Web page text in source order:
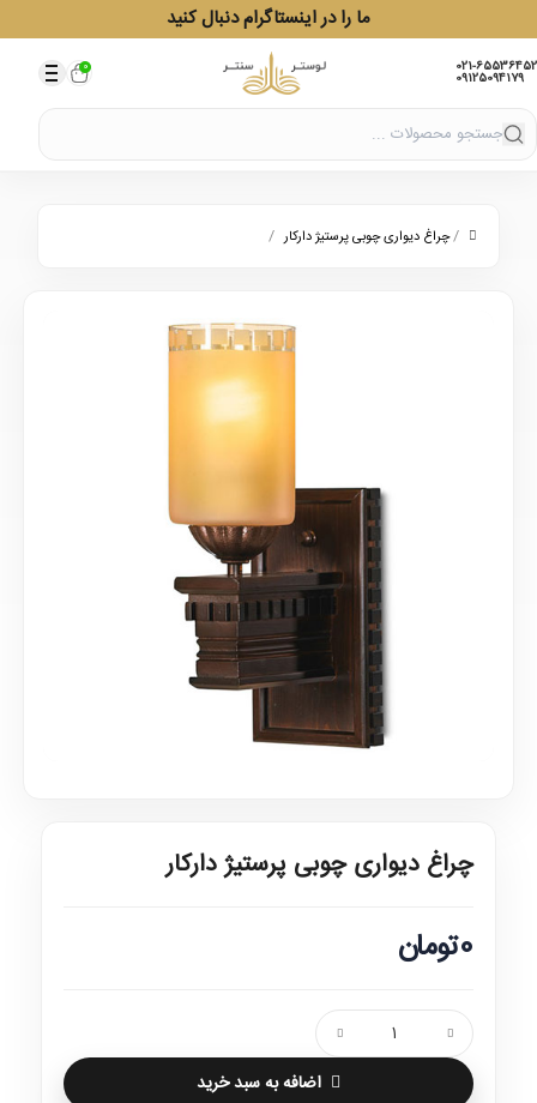
ما را در اینستاگرام دنبال کنید
021-65536452
09125094179
0
/چراغ دیواری چوبی پرستیژ دارکار /
چراغ دیواری چوبی پرستیژ دارکار
0تومان
اضافه به سبد خرید